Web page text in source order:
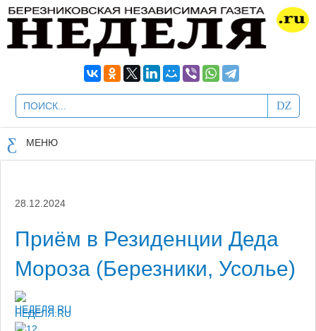
МЕНЮ
28.12.2024
Приём в Резиденции Деда
Мороза (Березники, Усолье)
НЕДЕЛЯ.RU